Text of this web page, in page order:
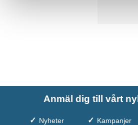
Anmäl dig till vårt
Nyheter Kampanjer